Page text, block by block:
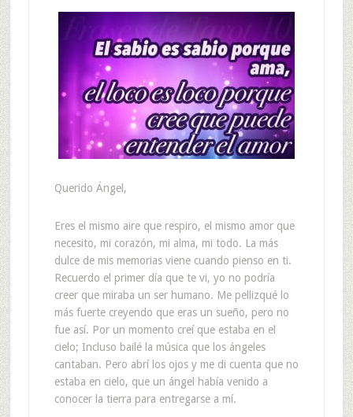
Querido Ángel,
Eres el mismo aire que respiro, el mismo amor que
necesito, mi corazón, mi alma, mi todo. La más
dulce de mis memorias viene cuando pienso en ti.
Recuerdo el primer día que te vi, yo no podría
creer que miraba un ser humano. Me pellizqué lo
más fuerte creyendo que eras un sueño, pero no
fue así. Por un momento creí que estaba en el
cielo; Incluso bailé la música que los ángeles
cantaban. Pero abrí los ojos y me di cuenta que no
estaba en cielo, que un ángel había venido a
conocer la tierra para entregarse a mí.